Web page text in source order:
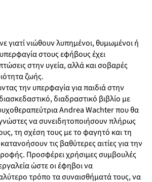
γιατί νιώθουν λυπημένοι, θυμωμένοι ή
στους εφήβους έχει
στην υγεία, αλλά και σοβαρές
ζωής.
την υπερφαγία για παιδιά στην
διαδραστικό βιβλίο με
Andrea Wachter που θα
να συνειδητοποιήσουν πλήρως
τη σχέση τους με το φαγητό και τη
τις βαθύτερες αιτίες για την
Προσφέρει χρήσιμες συμβουλές
ώστε οι έφηβοι να
τρόπο τα συναισθήματά τους, να